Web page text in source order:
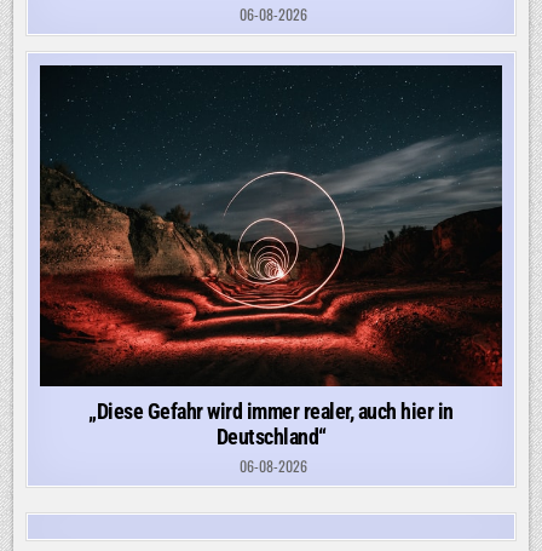
06-08-2026
„Diese Gefahr wird immer realer, auch hier in
Deutschland“
06-08-2026